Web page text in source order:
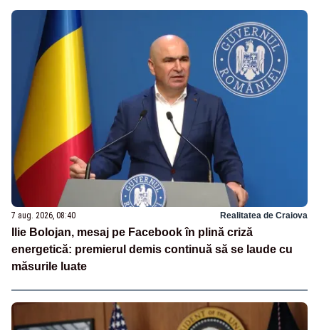
7 aug. 2026, 08:40 Realitatea de Craiova
Ilie Bolojan, mesaj pe Facebook în plină criză
energetică: premierul demis continuă să se laude cu
măsurile luate